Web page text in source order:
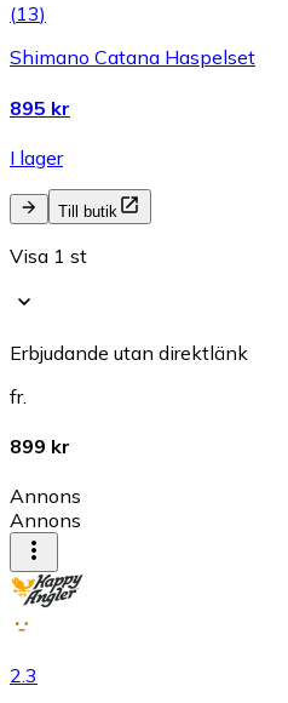
(13)
Shimano Catana Haspelset
895 kr
I lager
Till butik
Visa 1 st
Erbjudande utan direktlänk
fr.
899 kr
Annons
Annons
2.3